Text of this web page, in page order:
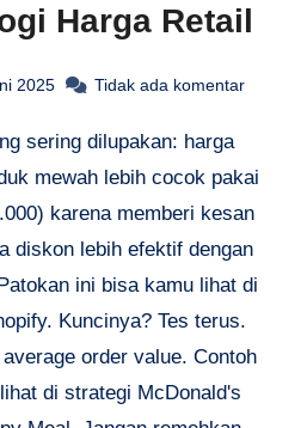
Harga Retail
2025 Tidak ada komentar
sering dilupakan: harga
mewah lebih cocok pakai
karena memberi kesan
diskon lebih efektif dengan
ini bisa kamu lihat di
Kuncinya? Tes terus.
order value. Contoh
di strategi McDonald's